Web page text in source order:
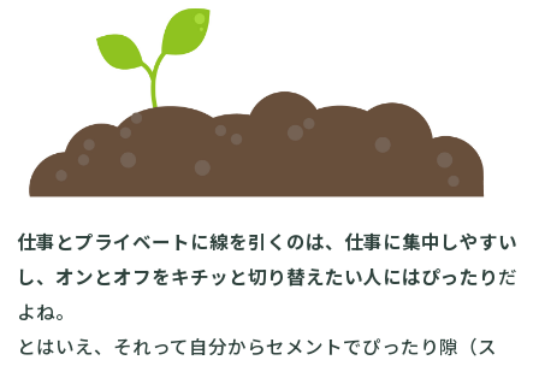
仕事とプライベートに線を引くのは、仕事に集中しやすい
し、オンとオフをキチッと切り替えたい人にはぴったりだ
よね。
とはいえ、それって自分からセメントでぴったり隙（ス